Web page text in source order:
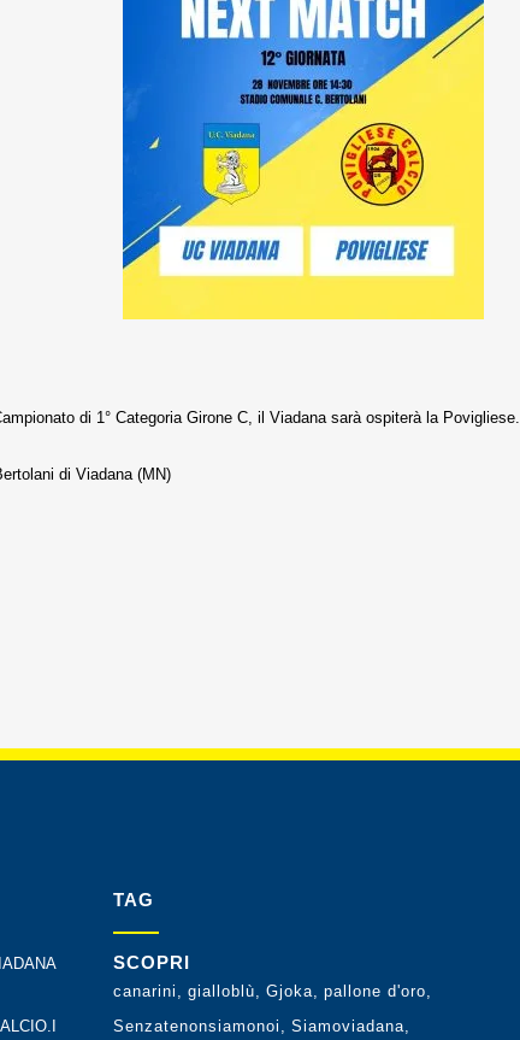
di 1° Categoria Girone C, il Viadana sarà ospiterà la Povigliese.
di Viadana (MN)
TAG
SCOPRI
canarini gialloblù Gjoka
pallone d'oro
Senzatenonsiamonoi
Siamoviadana